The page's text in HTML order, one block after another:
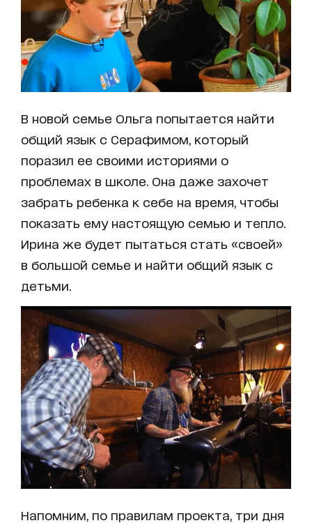
В новой семье Ольга попытается найти
общий язык с Серафимом, который
поразил ее своими историями о
проблемах в школе. Она даже захочет
забрать ребенка к себе на время, чтобы
показать ему настоящую семью и тепло.
Ирина же будет пытаться стать «своей»
в большой семье и найти общий язык с
детьми.
Напомним, по правилам проекта, три дня